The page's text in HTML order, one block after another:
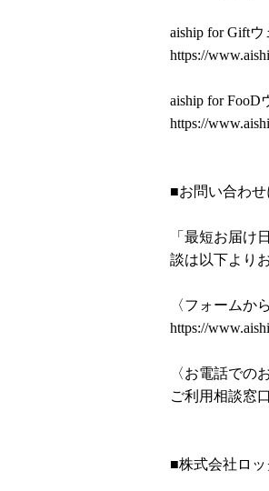
aiship for Giftウ
https://
aiship for FooD
https://
■お問い合わせ
「最短お届け
談は以下より
〈フォームか
https://
〈お電話での
ご利用相談窓
■株式会社ロ